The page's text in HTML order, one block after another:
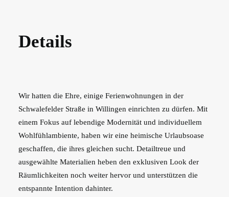
Details
Wir hatten die Ehre, einige Ferienwohnungen in der
Schwalefelder Straße in Willingen einrichten zu dürfen. Mit
einem Fokus auf lebendige Modernität und individuellem
Wohlfühlambiente, haben wir eine heimische Urlaubsoase
geschaffen, die ihres gleichen sucht. Detailtreue und
ausgewählte Materialien heben den exklusiven Look der
Räumlichkeiten noch weiter hervor und unterstützen die
entspannte Intention dahinter.